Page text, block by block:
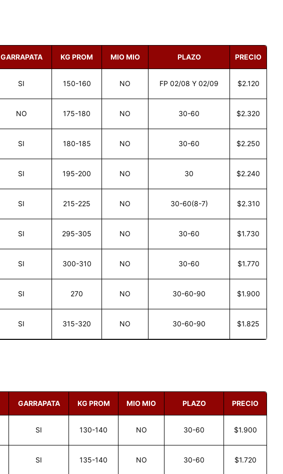
GARRAPATA KG PROM MIO MIO PLAZO PRECIO
SI 150-160 NO FP 02/08 Y 02/09 $2.120
NO 175-180 NO 30-60 $2.320
SI 180-185 NO 30-60 $2.250
SI 195-200 NO 30 $2.240
SI 215-225 NO 30-60(8-7) $2.310
SI 295-305 NO 30-60 $1.730
SI 300-310 NO 30-60 $1.770
SI 270 NO 30-60-90 $1.900
SI 315-320 NO 30-60-90 $1.825
GARRAPATA KG PROM MIO MIO PLAZO PRECIO
SI 130-140 NO 30-60 $1.900
SI 135-140 NO 30-60 $1.720